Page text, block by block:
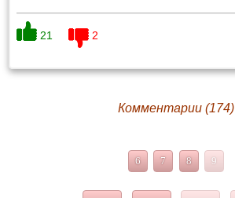
21 2
Комментарии (174)
6 7 8 9